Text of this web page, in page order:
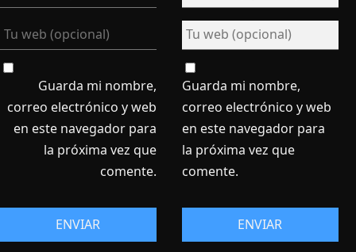
Guarda mi nombre,
correo electrónico y web
en este navegador para
la próxima vez que
comente.
Guarda mi nombre,
correo electrónico y web
en este navegador para
la próxima vez que
comente.